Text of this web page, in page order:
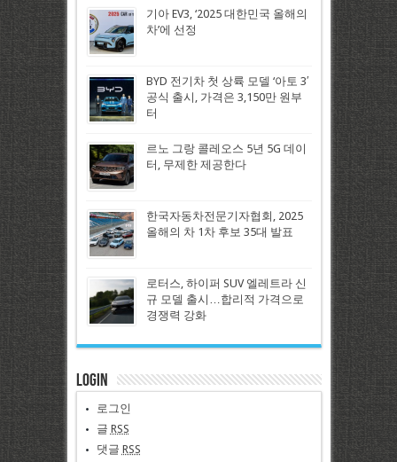
기아 EV3, ‘2025 대한민국 올해의
차’에 선정
BYD 전기차 첫 상륙 모델 ‘아토 3′
공식 출시, 가격은 3,150만 원부
터
르노 그랑 콜레오스 5년 5G 데이
터, 무제한 제공한다
한국자동차전문기자협회, 2025
올해의 차 1차 후보 35대 발표
로터스, 하이퍼 SUV 엘레트라 신
규 모델 출시…합리적 가격으로
경쟁력 강화
Login
로그인
글 RSS
댓글 RSS